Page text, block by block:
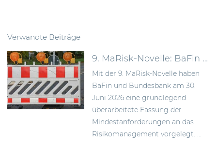
Verwandte Beiträge
9. MaRisk-Novelle: BaFin schafft mehr Proportionalität im Risikomanagement
Mit der 9. MaRisk-Novelle haben
BaFin und Bundesbank am 30.
Juni 2026 eine grundlegend
überarbeitete Fassung der
Mindestanforderungen an das
Risikomanagement vorgelegt. ...